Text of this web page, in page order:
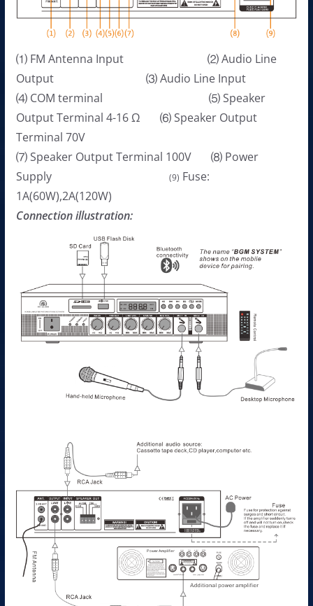
⑴ FM Antenna Input ⑵ Audio Line
Output ⑶ Audio Line Input
⑷ COM terminal ⑸ Speaker
Output Terminal 4-16 Ω ⑹ Speaker Output
Terminal 70V
⑺ Speaker Output Terminal 100V ⑻ Power
Supply
(9) Fuse:
1A(60W),2A(120W)
Connection illustration: